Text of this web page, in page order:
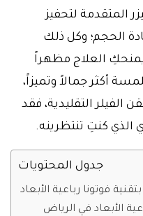
المتقدمة لتحفيز
الحجم؛ وكل ذلك
يمنحكِ العلاج مظهراً
أكثر جمالاً وتميزاً،
الفيلر التقليدية، فقد
الذي كنتِ تنتظرينه.
جدول المحتويات
فوتونا رباعية الأبعاد
الأبعاد في الرياض